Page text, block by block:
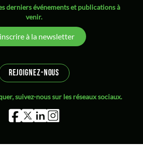
derniers événements et publications à
venir.
à la newsletter
REJOIGNEZ-NOUS
suivez-nous sur les réseaux sociaux.